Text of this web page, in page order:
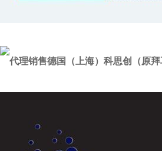
代理销售德国（上海）科思创（原